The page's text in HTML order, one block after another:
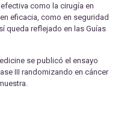
como la cirugía en
eficacia, como en seguridad
queda reflejado en las Guías
se publicó el ensayo
III randomizando en cáncer